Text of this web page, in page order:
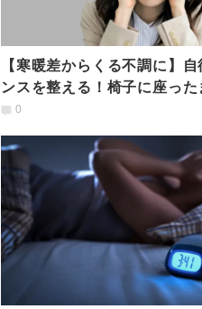
【寒暖差からくる不調に】
ンスを整える！椅子に座った
イズ
0